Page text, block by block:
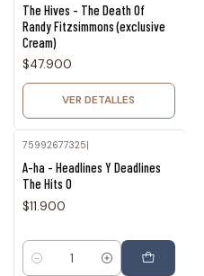
The Hives - The Death Of
Randy Fitzsimmons (exclusive
Cream)
$47.900
VER DETALLES
75992677325
A-ha - Headlines Y Deadlines
The Hits O
$11.900
Cantidad